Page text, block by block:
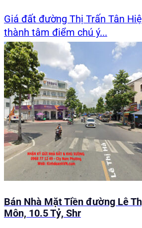
Giá đất đường Thị Trấn Tân
thành tâm điểm chú ý...
Bán Nhà Mặt Tiền đường Lê
Môn, 10.5 Tỷ, Shr